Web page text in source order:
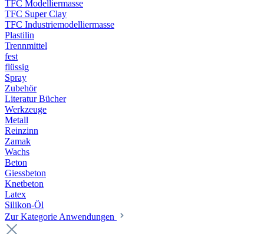
TFC Modelliermasse
TFC Super Clay
TFC Industriemodelliermasse
Plastilin
Trennmittel
fest
flüssig
Spray
Zubehör
Literatur Bücher
Werkzeuge
Metall
Reinzinn
Zamak
Wachs
Beton
Giessbeton
Knetbeton
Latex
Silikon-Öl
Zur Kategorie Anwendungen